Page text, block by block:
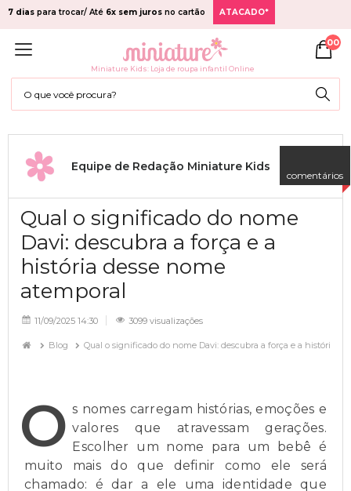
7 dias para trocar/ Até 6x sem juros no cartão ATACADO*
Miniature Kids: Loja de roupa infantil Online
00
Equipe de Redação Miniature Kids
comentários
Qual o significado do nome
Davi: descubra a força e a
história desse nome
atemporal
11/09/2025 14:30 3099 visualizações
Blog Qual o significado do nome Davi: descubra a força e a história
O s nomes carregam histórias, emoções e
valores que atravessam gerações.
Escolher um nome para um bebê é
muito mais do que definir como ele será
chamado: é dar a ele uma identidade que